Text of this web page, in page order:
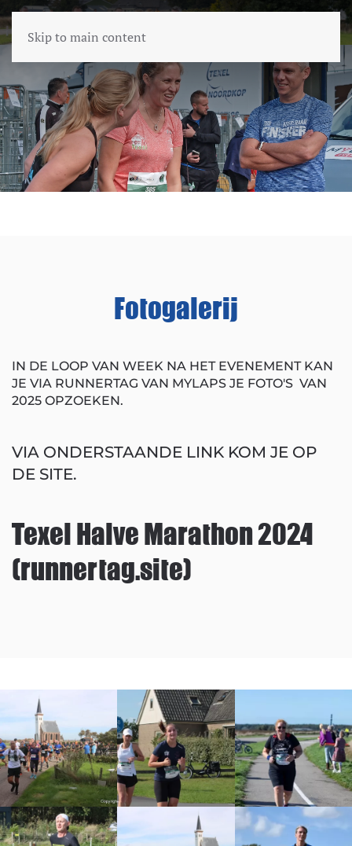
Skip to main content
Fotogalerij
IN DE LOOP VAN WEEK NA HET EVENEMENT KAN
JE VIA RUNNERTAG VAN MYLAPS JE FOTO'S VAN
2025 OPZOEKEN.
VIA ONDERSTAANDE LINK KOM JE OP
DE SITE.
Texel Halve Marathon 2024
(runnertag.site)